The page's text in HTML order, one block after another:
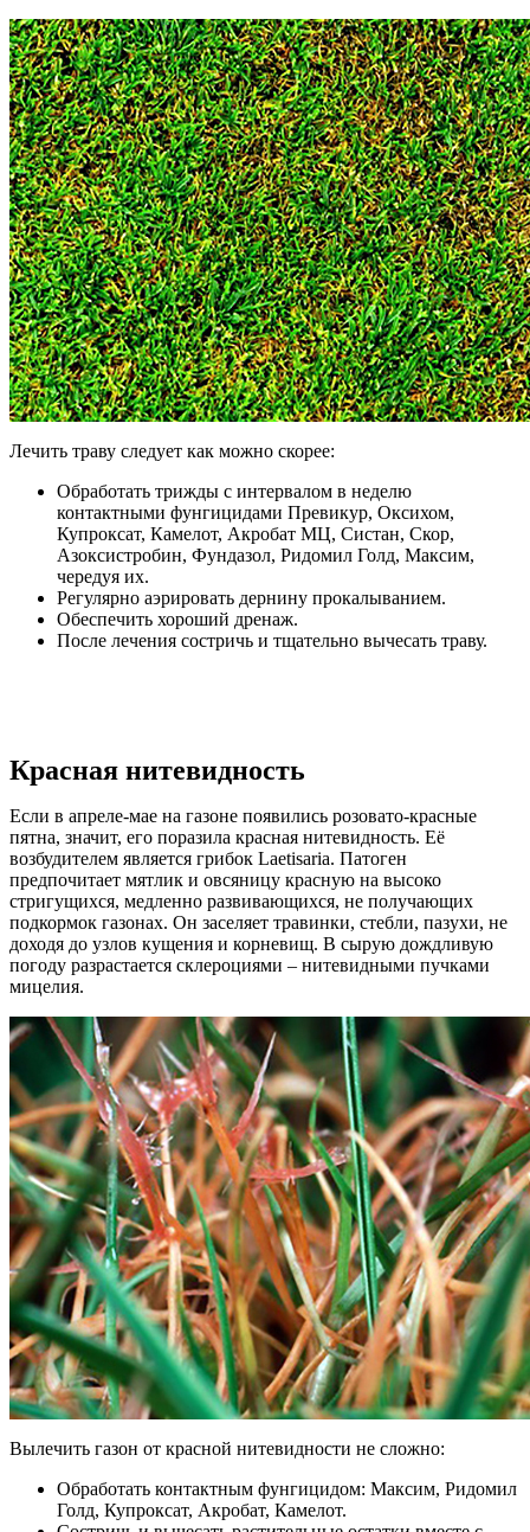
Лечить траву следует как можно скорее:
Обработать трижды с интервалом в неделю
контактными фунгицидами Превикур, Оксихом,
Купроксат, Камелот, Акробат МЦ, Систан, Скор,
Азоксистробин, Фундазол, Ридомил Голд, Максим,
чередуя их.
Регулярно аэрировать дернину прокалыванием.
Обеспечить хороший дренаж.
После лечения состричь и тщательно вычесать траву.
Красная нитевидность
Если в апреле-мае на газоне появились розовато-красные
пятна, значит, его поразила красная нитевидность. Её
возбудителем является грибок Laetisaria. Патоген
предпочитает мятлик и овсяницу красную на высоко
стригущихся, медленно развивающихся, не получающих
подкормок газонах. Он заселяет травинки, стебли, пазухи, не
доходя до узлов кущения и корневищ. В сырую дождливую
погоду разрастается склероциями – нитевидными пучками
мицелия.
Вылечить газон от красной нитевидности не сложно:
Обработать контактным фунгицидом: Максим, Ридомил
Голд, Купроксат, Акробат, Камелот.